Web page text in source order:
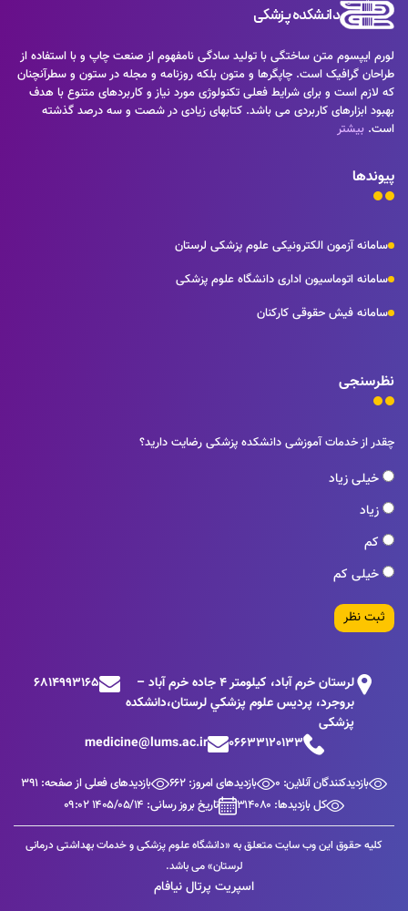
دانشکده پزشکی
لورم ایپسوم متن ساختگی با تولید سادگی نامفهوم از صنعت چاپ و با استفاده از
طراحان گرافیک است. چاپگرها و متون بلکه روزنامه و مجله در ستون و سطرآنچنان
که لازم است و برای شرایط فعلی تکنولوژی مورد نیاز و کاربردهای متنوع با هدف
بهبود ابزارهای کاربردی می باشد. کتابهای زیادی در شصت و سه درصد گذشته
است. بیشتر
پیوندها
سامانه آزمون الکترونیکی علوم پزشکی لرستان
سامانه اتوماسیون اداری دانشگاه علوم پزشکی
سامانه فیش حقوقی کارکنان
نظرسنجی
چقدر از خدمات آموزشی دانشکده پزشکی رضایت دارید؟
خیلی زیاد
زیاد
کم
خیلی کم
ثبت نظر
لرستان خرم آباد، كيلومتر 4 جاده خرم آباد –
بروجرد، پرديس علوم پزشكي لرستان،دانشکده
پزشکی
6814993165
06633120133
medicine@lums.ac.ir
بازدیدکنندگان آنلاین: 0 بازدیدهای امروز: 662
بازدیدهای فعلی از صفحه: 391
کل بازدیدها: 314080
تاریخ بروز رسانی: 1405/05/14 09:02
کلیه حقوق این وب سایت متعلق به «دانشگاه علوم پزشکی و خدمات بهداشتی درمانی
لرستان» می باشد.
اسپریت پرتال نیافام